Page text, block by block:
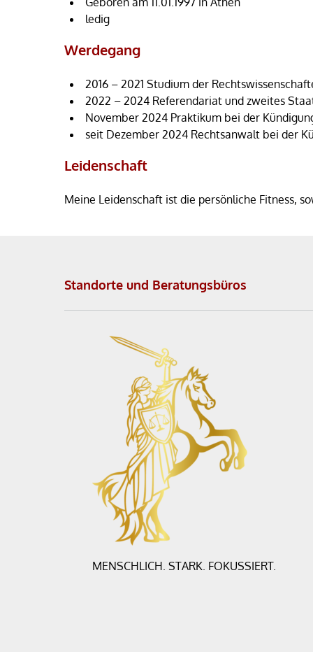
ledig
Werdegang
2016 – 2021 Studium der
2022 – 2024 Referendariat und zweites
November 2024 Praktikum bei der
seit Dezember 2024 Rechtsanwalt bei der
Leidenschaft
Meine Leidenschaft ist die persönliche Fitness,
Standorte und Beratungsbüros
MENSCHLICH. STARK. FOKUSSIERT.